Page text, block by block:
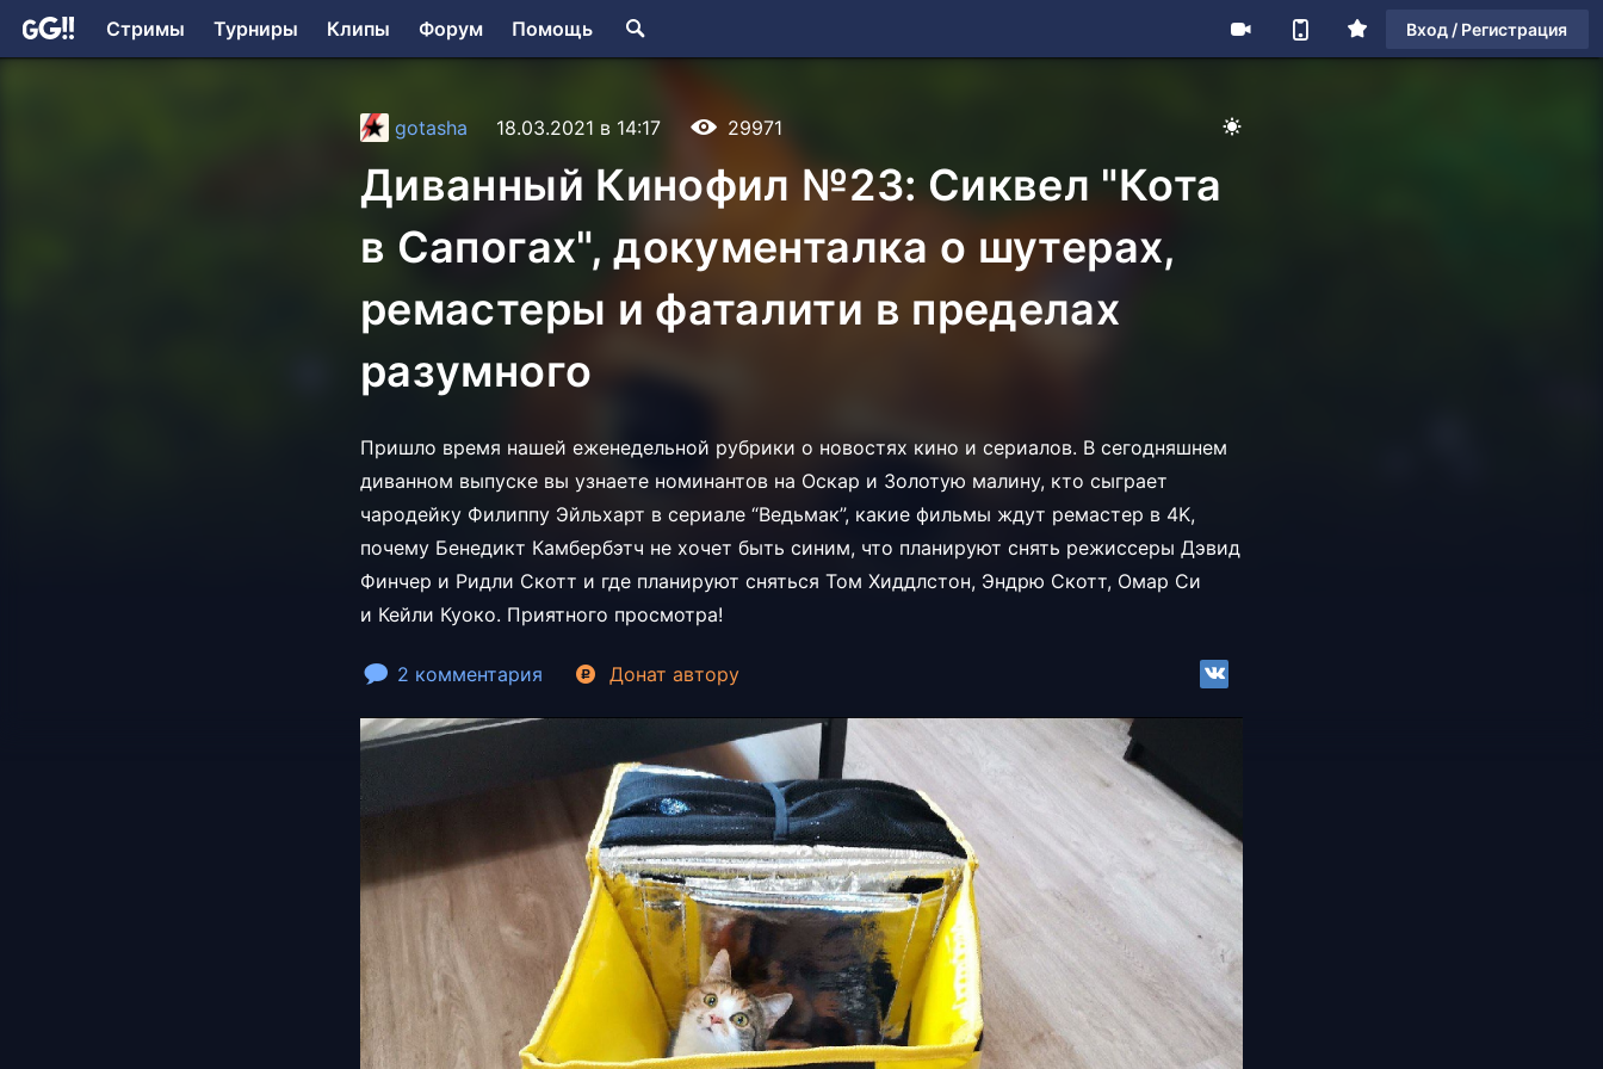
Стримы Турниры Клипы Форум Помощь Вход / Регистрация
gotasha 18.03.2021 в 14:17 29971
Диванный Кинофил №23: Сиквел "Кота
в Сапогах", документалка о шутерах,
ремастеры и фаталити в пределах
разумного
Пришло время нашей еженедельной рубрики о новостях кино и сериалов. В сегодняшнем
диванном выпуске вы узнаете номинантов на Оскар и Золотую малину, кто сыграет
чародейку Филиппу Эйльхарт в сериале “Ведьмак”, какие фильмы ждут ремастер в 4K,
почему Бенедикт Камбербэтч не хочет быть синим, что планируют снять режиссеры Дэвид
Финчер и Ридли Скотт и где планируют сняться Том Хиддлстон, Эндрю Скотт, Омар Си
и Кейли Куоко. Приятного просмотра!
2 комментария Донат автору